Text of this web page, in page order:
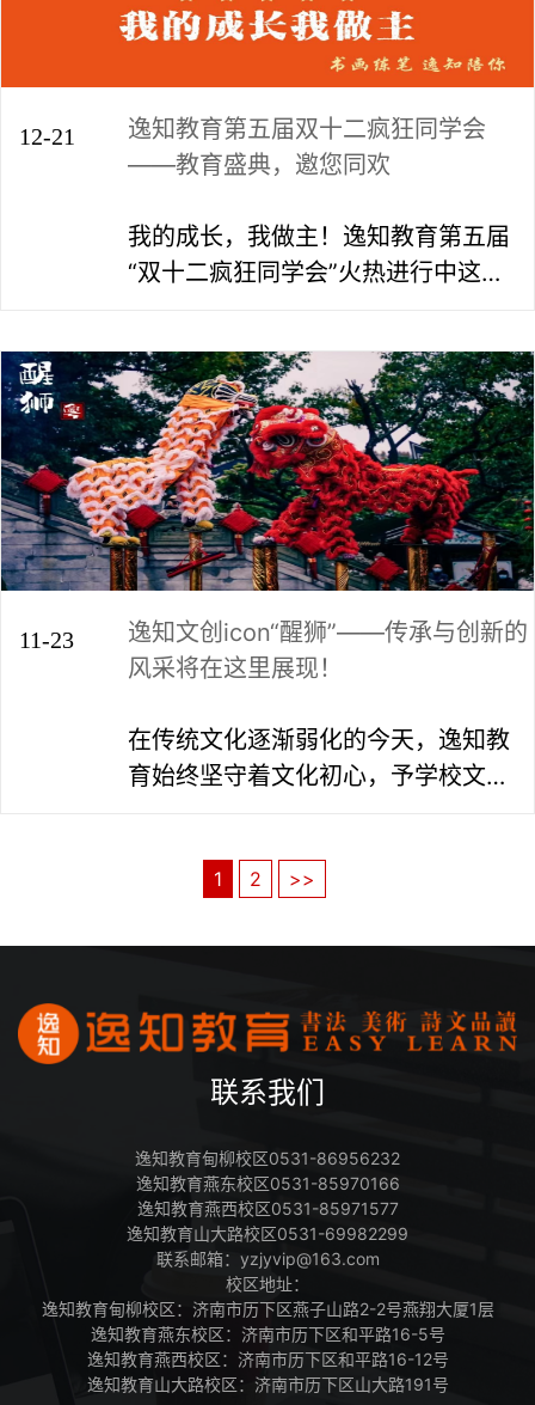
教育音体美劳等课程建设明显加强，
12-21
逸知教育第五届双十二疯狂同学会
——教育盛典，邀您同欢
我的成长，我做主！逸知教育第五届
“双十二疯狂同学会”火热进行中这是
11-23
逸知文创icon“醒狮”——传承与创新的
风采将在这里展现！
在传统文化逐渐弱化的今天，逸知教
育始终坚守着文化初心，予学校文化
承，躬耕不辍，推陈出新，设计出一
着我们文化创新，传承艺术经典的决
1 2 >>
联系我们
逸知教育甸柳校区0531-86956232
逸知教育燕东校区0531-85970166
逸知教育燕西校区0531-85971577
逸知教育山大路校区0531-69982299
联系邮箱：yzjyvip@163.com
校区地址：
逸知教育甸柳校区：济南市历下区燕子山路2-2号燕翔大厦1层
逸知教育燕东校区：济南市历下区和平路16-5号
逸知教育燕西校区：济南市历下区和平路16-12号
逸知教育山大路校区：济南市历下区山大路191号